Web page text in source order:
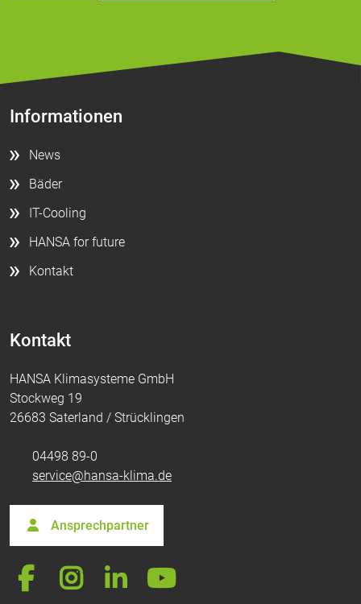
Informationen
News
Bäder
IT-Cooling
HANSA for future
Kontakt
Kontakt
HANSA Klimasysteme GmbH
Stockweg 19
26683 Saterland / Strücklingen
04498 89-0
service@hansa-klima.de
Ansprechpartner